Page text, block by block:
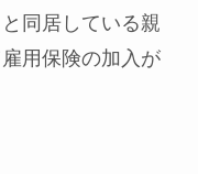
同居している親
用保険の加入が